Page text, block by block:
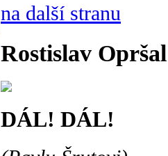
na další stranu
Rostislav Opršal
DÁL! DÁL!